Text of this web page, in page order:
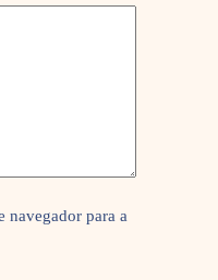
navegador para a